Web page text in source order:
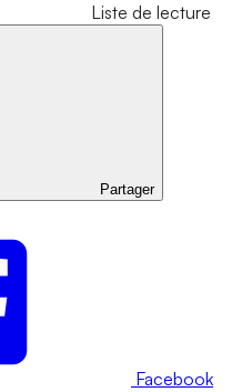
Liste de lecture
Partager
Facebook